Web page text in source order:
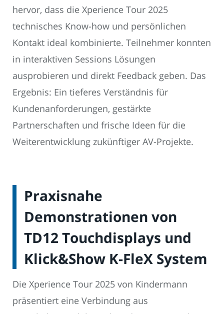
hervor, dass die Xperience Tour 2025
technisches Know-how und persönlichen
Kontakt ideal kombinierte. Teilnehmer konnten
in interaktiven Sessions Lösungen
ausprobieren und direkt Feedback geben. Das
Ergebnis: Ein tieferes Verständnis für
Kundenanforderungen, gestärkte
Partnerschaften und frische Ideen für die
Weiterentwicklung zukünftiger AV-Projekte.
Praxisnahe
Demonstrationen von
TD12 Touchdisplays und
Klick&Show K-FleX System
Die Xperience Tour 2025 von Kindermann
präsentiert eine Verbindung aus